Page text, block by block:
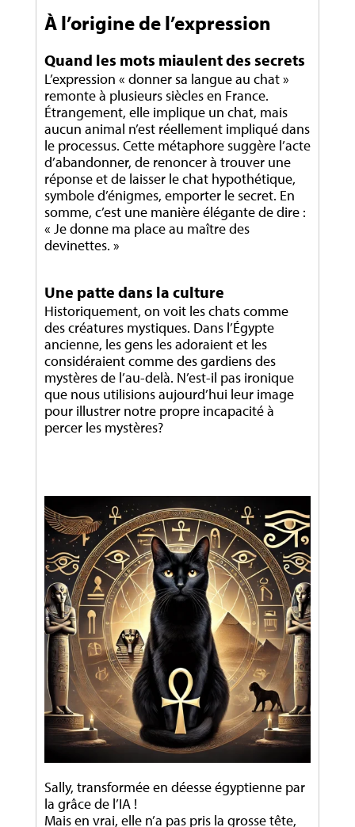
À l’origine de l’expression
Quand les mots miaulent des secrets
L’expression « donner sa langue au chat »
remonte à plusieurs siècles en France.
Étrangement, elle implique un chat, mais
aucun animal n’est réellement impliqué dans
le processus. Cette métaphore suggère l’acte
d’abandonner, de renoncer à trouver une
réponse et de laisser le chat hypothétique,
symbole d’énigmes, emporter le secret. En
somme, c’est une manière élégante de dire :
« Je donne ma place au maître des
devinettes. »
Une patte dans la culture
Historiquement, on voit les chats comme
des créatures mystiques. Dans l’Égypte
ancienne, les gens les adoraient et les
considéraient comme des gardiens des
mystères de l’au-delà. N’est-il pas ironique
que nous utilisions aujourd’hui leur image
pour illustrer notre propre incapacité à
percer les mystères?
Sally, transformée en déesse égyptienne par
la grâce de l’IA !
Mais en vrai, elle n’a pas pris la grosse tête,